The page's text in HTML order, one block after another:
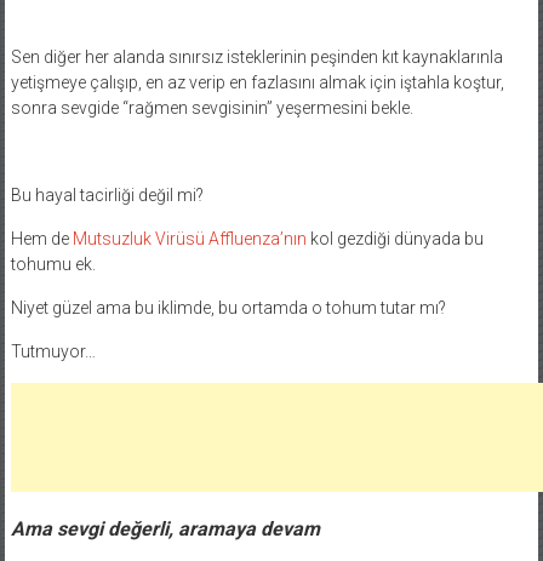
Sen diğer her alanda sınırsız isteklerinin peşinden kıt kaynaklarınla
yetişmeye çalışıp, en az verip en fazlasını almak için iştahla koştur,
sonra sevgide “rağmen sevgisinin” yeşermesini bekle.
Bu hayal tacirliği değil mi?
Hem de Mutsuzluk Virüsü Affluenza’nın kol gezdiği dünyada bu
tohumu ek.
Niyet güzel ama bu iklimde, bu ortamda o tohum tutar mı?
Tutmuyor…
Ama sevgi değerli, aramaya devam